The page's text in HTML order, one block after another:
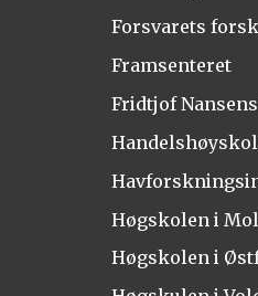
Forsvarets
Framsenteret
Fridtjof
Høgskolen i
Høgskolen i